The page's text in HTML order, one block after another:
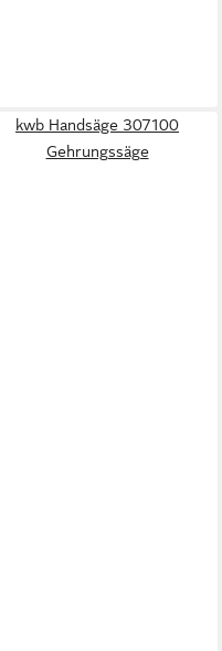
kwb Handsäge 307100
Gehrungssäge